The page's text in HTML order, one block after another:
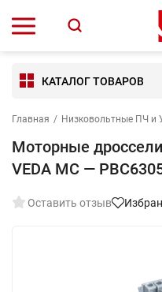
КАТАЛОГ ТОВАРОВ
Главная / Низковольтные ПЧ и
Моторные
VEDA MC —
Оставить отзыв